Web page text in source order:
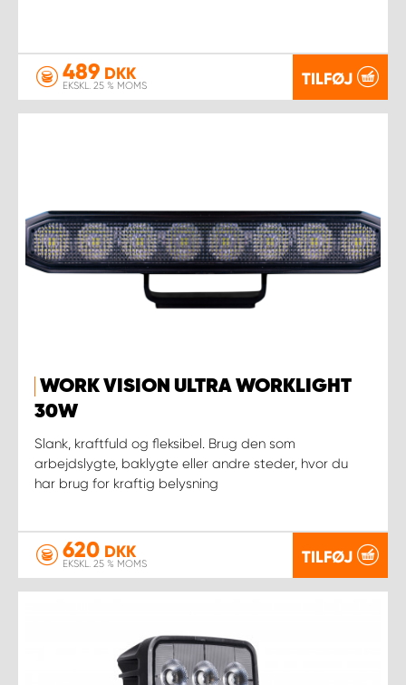
489 DKK
EKSKL. 25 % MOMS TILFØJ
WORK VISION ULTRA WORKLIGHT
30W
Slank, kraftfuld og fleksibel. Brug den som
arbejdslygte, baklygte eller andre steder, hvor du
har brug for kraftig belysning
620 DKK
EKSKL. 25 % MOMS TILFØJ